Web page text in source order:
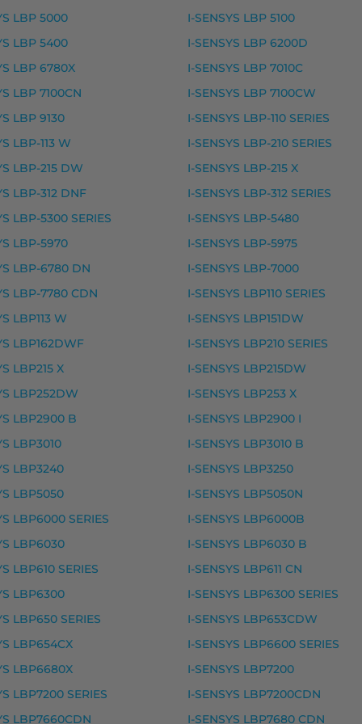
– tarvike, premium musteet
SENSYS LBP3000, I-SENSYS LBP2900 I, I-SENSYS
I-SENSYS MF6540, I-SENSYS MF6540 PL, I-
– tarvike, premium musteet
SHOT LBP-5000, LASERSHOT LBP 5000, LBP
LBP 5000 I-SENSYS LBP 5100
LBP 5400 I-SENSYS LBP 6200D
LBP 6780X I-SENSYS LBP 7010C
LBP 7100CN I-SENSYS LBP 7100CW
LBP 9130 I-SENSYS LBP-110 SERIES
LBP-113 W I-SENSYS LBP-210 SERIES
LBP-215 DW I-SENSYS LBP-215 X
LBP-312 DNF I-SENSYS LBP-312 SERIES
LBP-5300 SERIES I-SENSYS LBP-5480
LBP-5970 I-SENSYS LBP-5975
LBP-6780 DN I-SENSYS LBP-7000
LBP-7780 CDN I-SENSYS LBP110 SERIES
LBP113 W I-SENSYS LBP151DW
LBP162DWF I-SENSYS LBP210 SERIES
LBP215 X I-SENSYS LBP215DW
LBP252DW I-SENSYS LBP253 X
LBP2900 B I-SENSYS LBP2900 I
LBP3010 I-SENSYS LBP3010 B
LBP3240 I-SENSYS LBP3250
LBP5050 I-SENSYS LBP5050N
LBP6000 SERIES I-SENSYS LBP6000B
LBP6030 I-SENSYS LBP6030 B
LBP610 SERIES I-SENSYS LBP611 CN
LBP6300 I-SENSYS LBP6300 SERIES
LBP650 SERIES I-SENSYS LBP653CDW
LBP654CX I-SENSYS LBP6600 SERIES
LBP6680X I-SENSYS LBP7200
LBP7200 SERIES I-SENSYS LBP7200CDN
LBP7660CDN I-SENSYS LBP7680 CDN